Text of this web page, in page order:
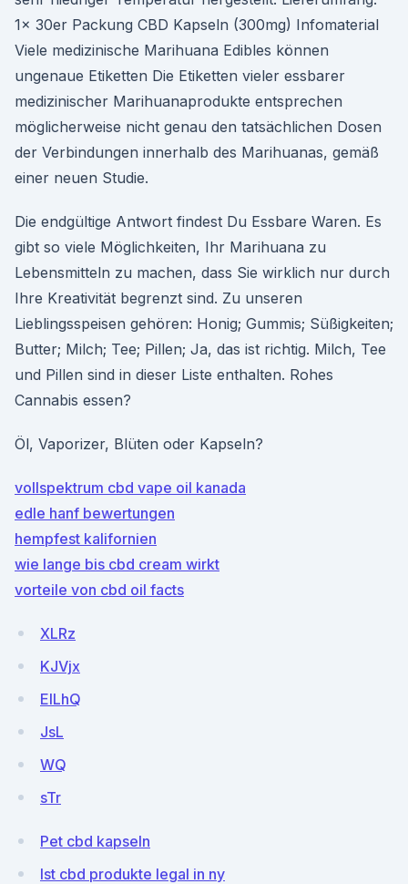
1x 30er Packung CBD Kapseln (300mg) Infomaterial
Viele medizinische Marihuana Edibles können
ungenaue Etiketten Die Etiketten vieler essbarer
medizinischer Marihuanaprodukte entsprechen
möglicherweise nicht genau den tatsächlichen Dosen
der Verbindungen innerhalb des Marihuanas, gemäß
einer neuen Studie.
Die endgültige Antwort findest Du Essbare Waren. Es
gibt so viele Möglichkeiten, Ihr Marihuana zu
Lebensmitteln zu machen, dass Sie wirklich nur durch
Ihre Kreativität begrenzt sind. Zu unseren
Lieblingsspeisen gehören: Honig; Gummis; Süßigkeiten;
Butter; Milch; Tee; Pillen; Ja, das ist richtig. Milch, Tee
und Pillen sind in dieser Liste enthalten. Rohes
Cannabis essen?
Öl, Vaporizer, Blüten oder Kapseln?
vollspektrum cbd vape oil kanada
edle hanf bewertungen
hempfest kalifornien
wie lange bis cbd cream wirkt
vorteile von cbd oil facts
XLRz
KJVjx
EILhQ
JsL
WQ
sTr
Pet cbd kapseln
Ist cbd produkte legal in ny